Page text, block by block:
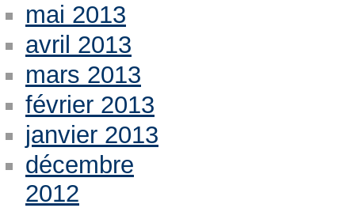
mai 2013
avril 2013
mars 2013
février 2013
janvier 2013
décembre
2012